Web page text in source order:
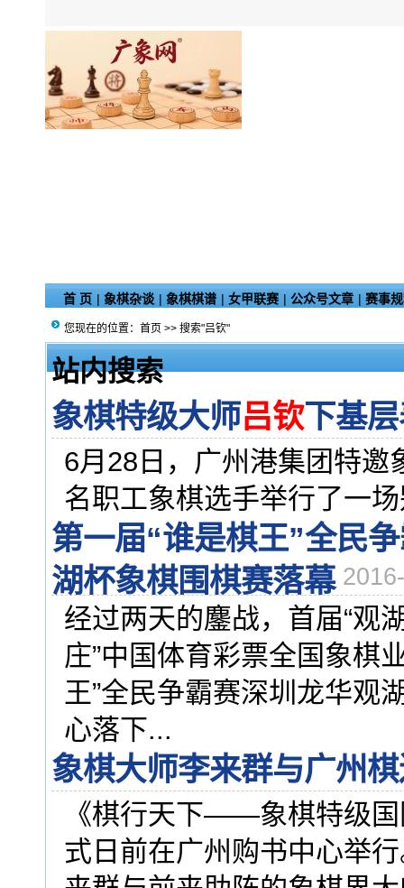
首 页 | 象棋杂谈 | 象棋棋谱 | 女甲联赛 | 公众号文章 | 赛事
您现在的位置： 首页 >> 搜索"吕钦"
站内搜索
象棋特级大师吕钦下基
6月28日，广州港集团特邀
名职工象棋选手举行了一
第一届“谁是棋王”全民
湖杯象棋围棋赛落幕
经过两天的鏖战，首届“观
庄”中国体育彩票全国象棋
王”全民争霸赛深圳龙华观
心落下...
象棋大师李来群与广州
《棋行天下——象棋特级
式日前在广州购书中心举